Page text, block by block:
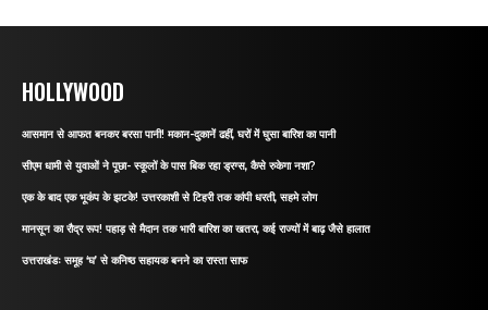
HOLLYWOOD
आसमान से आफत बनकर बरसा पानी! मकान-दुकानें ढहीं, घरों में घुसा बारिश का पानी
सीएम धामी से युवाओं ने पूछा- स्कूलों के पास बिक रहा ड्रग्स, कैसे रुकेगा नशा?
एक के बाद एक भूकंप के झटके! उत्तरकाशी से टिहरी तक कांपी धरती, सहमे लोग
मानसून का रौद्र रूप! पहाड़ से मैदान तक भारी बारिश का खतरा, कई राज्यों में बाढ़ जैसे हालात
उत्तराखंडः समूह ‘घ’ से कनिष्ठ सहायक बनने का रास्ता साफ